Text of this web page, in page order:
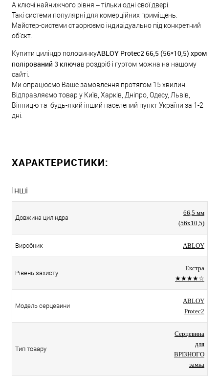
А ключі найнижчого рівня – тільки одні свої двері.
Такі системи популярні для комерційних приміщень.
Майстер-системи створюємо індивідуально під конкретний
об'єкт.
Купити циліндр половинкуABLOY Protec2 66,5 (56*10,5) хром
полірований 3 ключав роздріб і гуртом можна на нашому
сайті.
Ми опрацюємо Ваше замовлення протягом 15 хвилин.
Відправляємо товар у Київ, Харків, Дніпро, Одесу, Львів,
Вінницю та будь-який інший населений пункт України за 1-2
дні.
ХАРАКТЕРИСТИКИ:
Інші
Довжина циліндра
66,5 мм
(56x10,5)
Виробник ABLOY
Рівень захисту
Екстра
★★★★☆
Модель серцевини
ABLOY
Protec2
Тип товару
Серцевина
для
ВРІЗНОГО
замка